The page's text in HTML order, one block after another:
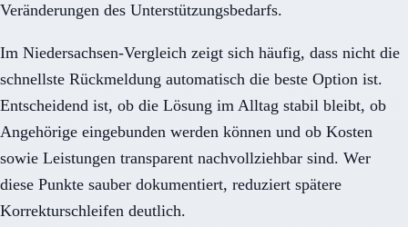
Veränderungen des Unterstützungsbedarfs.
Im Niedersachsen-Vergleich zeigt sich häufig, dass nicht die
schnellste Rückmeldung automatisch die beste Option ist.
Entscheidend ist, ob die Lösung im Alltag stabil bleibt, ob
Angehörige eingebunden werden können und ob Kosten
sowie Leistungen transparent nachvollziehbar sind. Wer
diese Punkte sauber dokumentiert, reduziert spätere
Korrekturschleifen deutlich.